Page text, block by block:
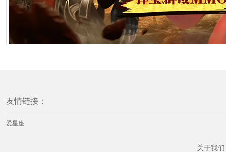
友情链接：
爱星座
关于我们